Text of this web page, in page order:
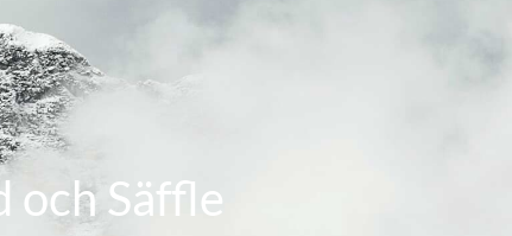
och Säffle